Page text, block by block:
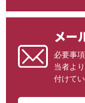
メー
必要事
当者よ
付けてい